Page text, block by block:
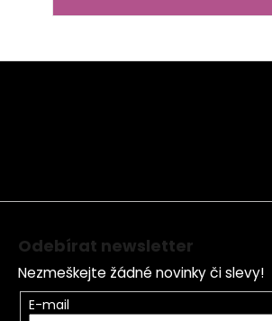
Z
Odebírat newsletter
Nezmeškejte žádné novinky či slevy!
E-mail